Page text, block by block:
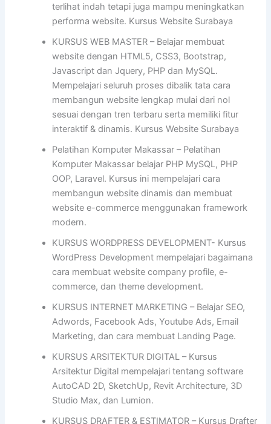
terlihat indah tetapi juga mampu meningkatkan
performa website. Kursus Website Surabaya
KURSUS WEB MASTER – Belajar membuat
website dengan HTML5, CSS3, Bootstrap,
Javascript dan Jquery, PHP dan MySQL.
Mempelajari seluruh proses dibalik tata cara
membangun website lengkap mulai dari nol
sesuai dengan tren terbaru serta memiliki fitur
interaktif & dinamis. Kursus Website Surabaya
Pelatihan Komputer Makassar – Pelatihan
Komputer Makassar belajar PHP MySQL, PHP
OOP, Laravel. Kursus ini mempelajari cara
membangun website dinamis dan membuat
website e-commerce menggunakan framework
modern.
KURSUS WORDPRESS DEVELOPMENT- Kursus
WordPress Development mempelajari bagaimana
cara membuat website company profile, e-
commerce, dan theme development.
KURSUS INTERNET MARKETING – Belajar SEO,
Adwords, Facebook Ads, Youtube Ads, Email
Marketing, dan cara membuat Landing Page.
KURSUS ARSITEKTUR DIGITAL – Kursus
Arsitektur Digital mempelajari tentang software
AutoCAD 2D, SketchUp, Revit Architecture, 3D
Studio Max, dan Lumion.
KURSUS DRAFTER & ESTIMATOR – Kursus Drafter